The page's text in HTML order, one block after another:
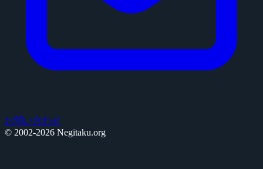
お問い合わせ
© 2002-2026 Negitaku.org